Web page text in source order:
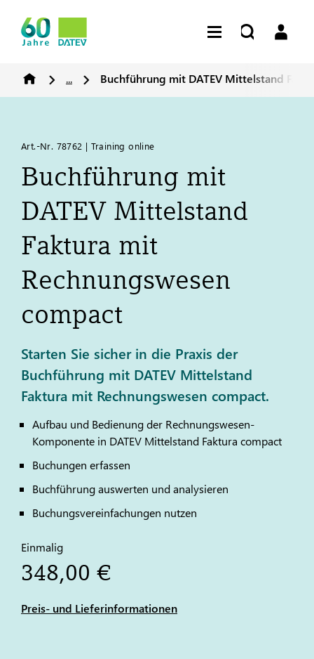
... Buchführung mit DATEV Mittelstand
Art.-Nr. 78762 | Training online
Buchführung mit
DATEVMittelstand
Faktura mit
Rechnungswesen
compact
Starten Sie sicher in die Praxis der
Buchführung mit DATEV Mittelstand
Faktura mit Rechnungswesen compact.
Aufbau und Bedienung der Rechnungswesen-
Komponente in DATEV Mittelstand Faktura compact
Buchungen erfassen
Buchführung auswerten und analysieren
Buchungsvereinfachungen nutzen
Einmalig
348,00 €
Preis- und Lieferinformationen